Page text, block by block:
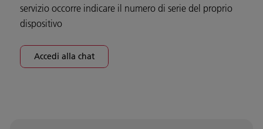
servizio occorre indicare il numero di serie del proprio
dispositivo
Accedi alla chat